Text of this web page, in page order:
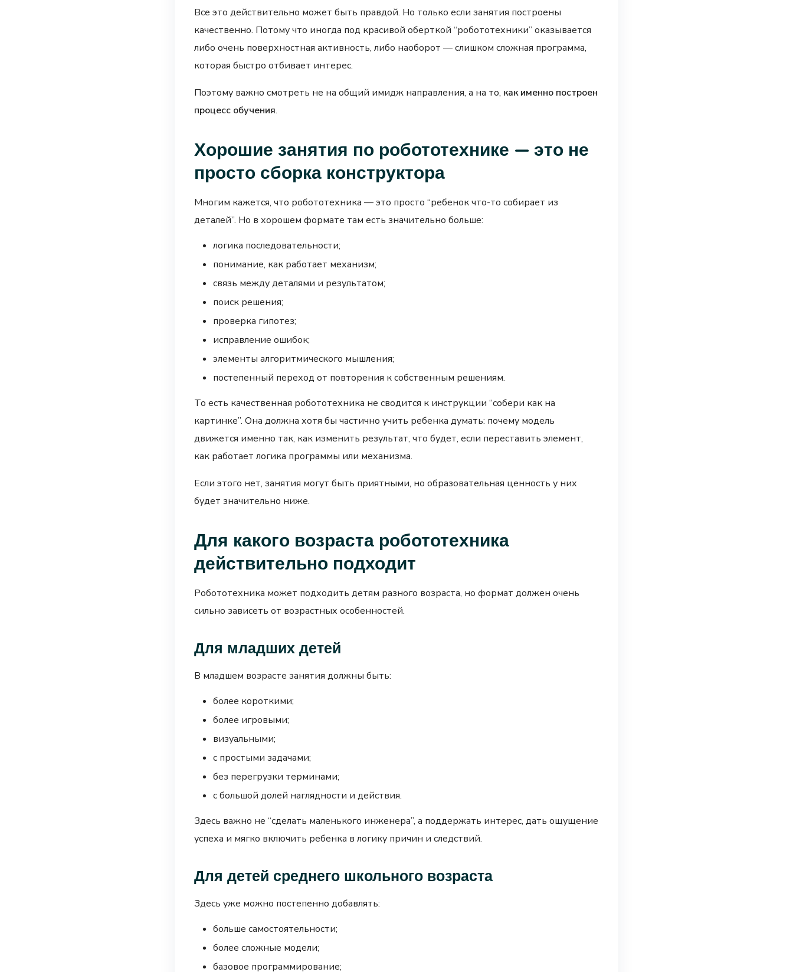
Все это действительно может быть правдой. Но только если занятия построены
качественно. Потому что иногда под красивой оберткой “робототехники” оказывается
либо очень поверхностная активность, либо наоборот — слишком сложная программа,
которая быстро отбивает интерес.
Поэтому важно смотреть не на общий имидж направления, а на то, как именно построен
процесс обучения.
Хорошие занятия по робототехнике — это не
просто сборка конструктора
Многим кажется, что робототехника — это просто “ребенок что-то собирает из
деталей”. Но в хорошем формате там есть значительно больше:
логика последовательности;
понимание, как работает механизм;
связь между деталями и результатом;
поиск решения;
проверка гипотез;
исправление ошибок;
элементы алгоритмического мышления;
постепенный переход от повторения к собственным решениям.
То есть качественная робототехника не сводится к инструкции “собери как на
картинке”. Она должна хотя бы частично учить ребенка думать: почему модель
движется именно так, как изменить результат, что будет, если переставить элемент,
как работает логика программы или механизма.
Если этого нет, занятия могут быть приятными, но образовательная ценность у них
будет значительно ниже.
Для какого возраста робототехника
действительно подходит
Робототехника может подходить детям разного возраста, но формат должен очень
сильно зависеть от возрастных особенностей.
Для младших детей
В младшем возрасте занятия должны быть:
более короткими;
более игровыми;
визуальными;
с простыми задачами;
без перегрузки терминами;
с большой долей наглядности и действия.
Здесь важно не “сделать маленького инженера”, а поддержать интерес, дать ощущение
успеха и мягко включить ребенка в логику причин и следствий.
Для детей среднего школьного возраста
Здесь уже можно постепенно добавлять:
больше самостоятельности;
более сложные модели;
базовое программирование;